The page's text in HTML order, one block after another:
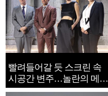
빨려들어갈 듯 스크린 속
시공간 변주…놀란의 메시
지는 ‘전쟁 속죄’